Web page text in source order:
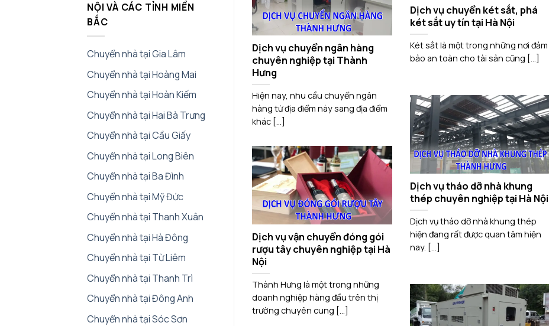
NỘI VÀ CÁC TỈNH MIỀN
BẮC
Chuyển nhà tại Gia Lâm
Chuyển nhà tại Hoàng Mai
Chuyển nhà tại Hoàn Kiếm
Chuyển nhà tại Hai Bà Trưng
Chuyển nhà tại Cầu Giấy
Chuyển nhà tại Long Biên
Chuyển nhà tại Ba Đình
Chuyển nhà tại Mỹ Đức
Chuyển nhà tại Thanh Xuân
Chuyển nhà tại Hà Đông
Chuyển nhà tại Từ Liêm
Chuyển nhà tại Thanh Trì
Chuyển nhà tại Đông Anh
Chuyển nhà tại Sóc Sơn
Dịch vụ chuyển két sắt, phá
két sắt uy tín tại Hà Nội
Két sắt là một trong những nơi đảm
bảo an toàn cho tài sản cũng [...]
Dịch vụ chuyển ngân hàng
chuyên nghiệp tại Thành
Hưng
Hiện nay, nhu cầu chuyển ngân
hàng từ địa điểm này sang địa điểm
khác [...]
Dịch vụ tháo dỡ nhà khung
thép chuyên nghiệp tại Hà Nội
Dịch vụ tháo dỡ nhà khung thép
hiện đang rất được quan tâm hiện
nay. [...]
Dịch vụ vận chuyển đóng gói
rượu tây chuyên nghiệp tại Hà
Nội
Thành Hưng là một trong những
doanh nghiệp hàng đầu trên thị
trường chuyên cung [...]